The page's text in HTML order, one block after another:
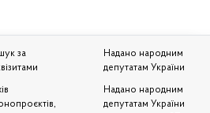
за
Надано народним
депутатам України
Надано народним
депутатам України